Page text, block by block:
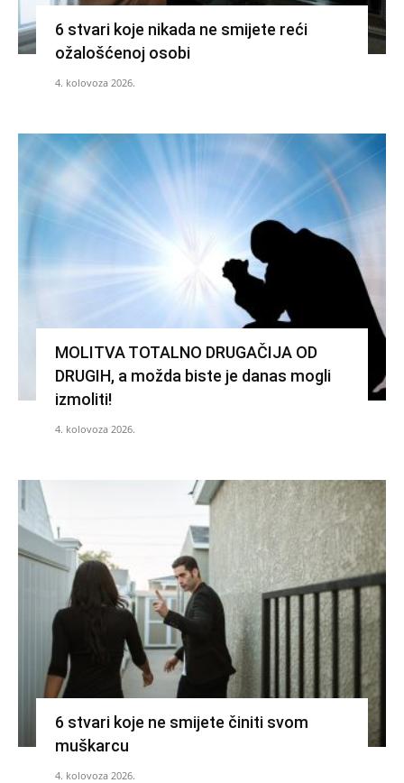
6 stvari koje nikada ne smijete reći
ožalošćenoj osobi
4. kolovoza 2026.
MOLITVA TOTALNO DRUGAČIJA OD
DRUGIH, a možda biste je danas mogli
izmoliti!
4. kolovoza 2026.
6 stvari koje ne smijete činiti svom
muškarcu
4. kolovoza 2026.